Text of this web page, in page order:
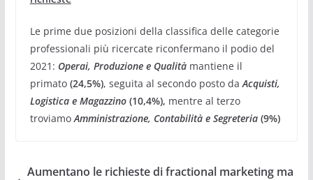
Le prime due posizioni della classifica delle categorie
professionali più ricercate riconfermano il podio del
2021: Operai, Produzione e Qualità mantiene il
primato(24,5%), seguita al secondo posto da Acquisti,
Logistica e Magazzino (10,4%), mentre al terzo
troviamo Amministrazione, Contabilità e Segreteria (9%)
Aumentano le richieste di fractional marketing ma